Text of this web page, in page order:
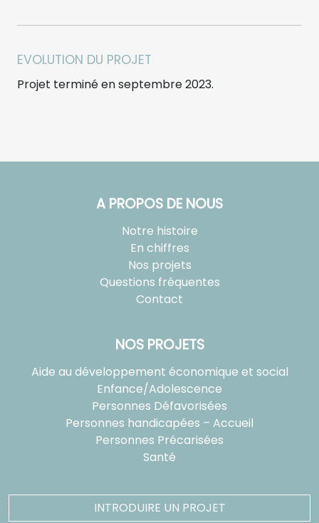
EVOLUTION DU PROJET
Projet terminé en septembre 2023.
A PROPOS DE NOUS
Notre histoire
En chiffres
Nos projets
Questions fréquentes
Contact
NOS PROJETS
Aide au développement économique et social
Enfance/Adolescence
Personnes Défavorisées
Personnes handicapées – Accueil
Personnes Précarisées
Santé
INTRODUIRE UN PROJET